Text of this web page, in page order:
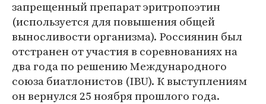
запрещенный препарат эритропоэтин
(используется для повышения общей
выносливости организма). Россиянин был
отстранен от участия в соревнованиях на
два года по решению Международного
союза биатлонистов (IBU). К выступлениям
он вернулся 25 ноября прошлого года.